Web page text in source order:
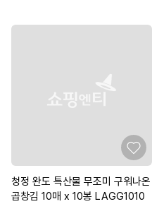
청정 완도 특산물 무조미 구워나온
곱창김 10매 x 10봉 LAGG1010